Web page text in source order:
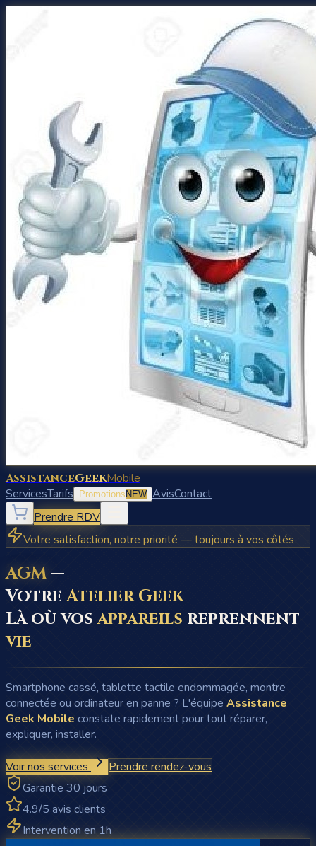
AssistanceGeekMobile
ServicesTarifs Promotions NEW AvisContact
Prendre RDV
Votre satisfaction, notre priorité — toujours à vos côtés
AGM—
VotreAtelier Geek
Là où vos appareils reprennent
vie
Smartphone cassé, tablette tactile endommagée, montre
connectée ou ordinateur en panne ? L'équipe Assistance
Geek Mobile constate rapidement pour tout réparer,
expliquer, installer.
Voir nos services
Prendre rendez-vous
Garantie 30 jours
4.9/5 avis clients
Intervention en 1h